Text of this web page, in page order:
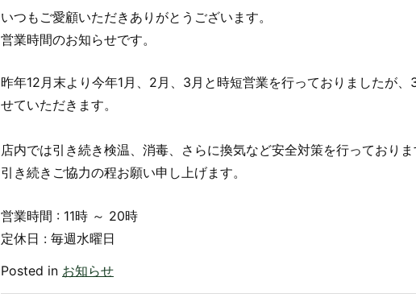
いつもご愛顧いただきありがとうございます。
営業時間のお知らせです。
昨年12月末より今年1月、2月、3月と時短営業を行っておりましたが
せていただきます。
店内では引き続き検温、消毒、さらに換気など安全対策を行っておりま
引き続きご協力の程お願い申し上げます。
営業時間 : 11時 ～ 20時
定休日 : 毎週水曜日
Posted in お知らせ